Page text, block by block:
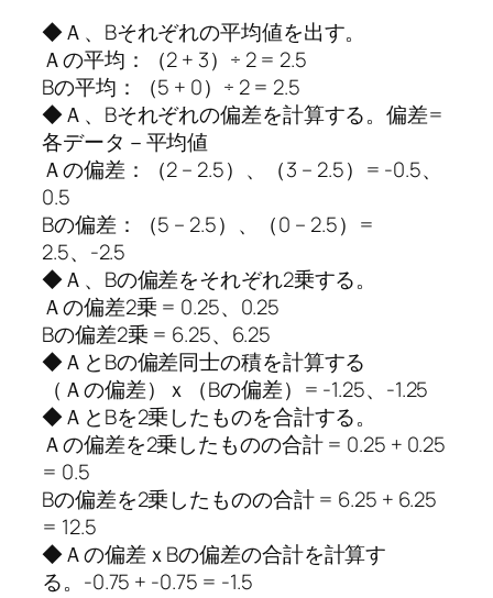
◆Ａ、Bそれぞれの平均値を出す。
Ａの平均：（2 + 3）÷ 2 = 2.5
Bの平均：（5 + 0）÷ 2 = 2.5
◆Ａ、Bそれぞれの偏差を計算する。偏差=
各データ－平均値
Ａの偏差：（2 – 2.5）、（3 – 2.5）= -0.5、
0.5
Bの偏差：（5 – 2.5）、（0 – 2.5）=
2.5、-2.5
◆Ａ、Bの偏差をそれぞれ2乗する。
Ａの偏差2乗 = 0.25、0.25
Bの偏差2乗 = 6.25、6.25
◆ＡとBの偏差同士の積を計算する
（Ａの偏差）ｘ（Bの偏差）= -1.25、-1.25
◆ＡとBを2乗したものを合計する。
Ａの偏差を2乗したものの合計 = 0.25 + 0.25
= 0.5
Bの偏差を2乗したものの合計 = 6.25 + 6.25
= 12.5
◆Ａの偏差ｘBの偏差の合計を計算す
る。-0.75 + -0.75 = -1.5